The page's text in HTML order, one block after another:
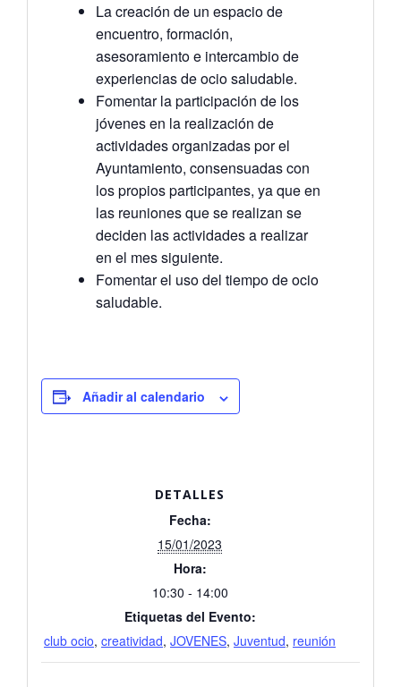
La creación de un espacio de
encuentro, formación,
asesoramiento e intercambio de
experiencias de ocio saludable.
Fomentar la participación de los
jóvenes en la realización de
actividades organizadas por el
Ayuntamiento, consensuadas con
los propios participantes, ya que en
las reuniones que se realizan se
deciden las actividades a realizar
en el mes siguiente.
Fomentar el uso del tiempo de ocio
saludable.
Añadir al calendario
DETALLES
Fecha:
15/01/2023
Hora:
10:30 - 14:00
Etiquetas del Evento:
club ocio, creatividad, JOVENES, Juventud, reunión